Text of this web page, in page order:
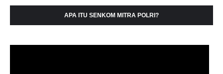
APA ITU SENKOM MITRA POLRI?